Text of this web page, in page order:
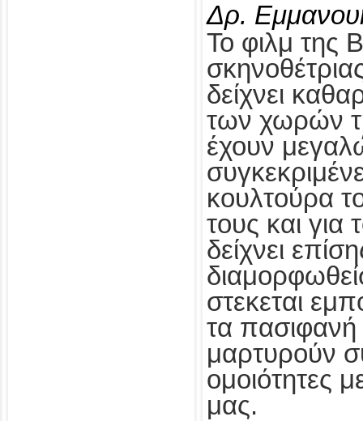
Δρ.
Το φιλμ της
δείχνει
των χωρών
έχουν
κουλτούρα
τους και
δείχνει
στεκεται
τα πασιφανή
μαρτυρούν
ομοιότητες
μας.